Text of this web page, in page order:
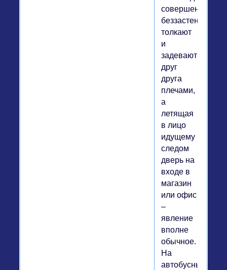
совершенно
беззастенчиво
толкают
и
задевают
друг
друга
плечами,
а
летящая
в лицо
идущему
следом
дверь на
входе в
магазин
или офис
–
явление
вполне
обычное.
На
автобусных